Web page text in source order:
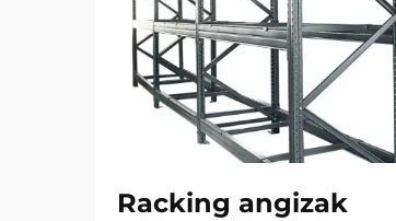
Racking angizak